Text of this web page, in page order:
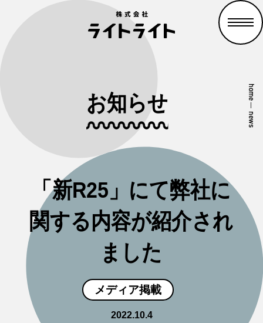
お知らせ
「新R25」にて弊社に
関する内容が紹介され
ました
メディア掲載
2022.10.4
home
—
news